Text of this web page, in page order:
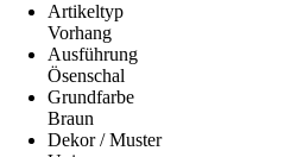
Artikeltyp
Vorhang
Ausführung
Ösenschal
Grundfarbe
Braun
Dekor / Muster